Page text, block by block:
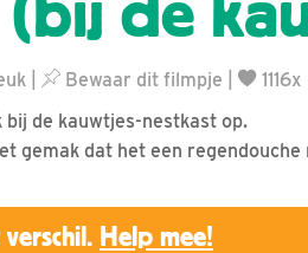
Bewaar dit filmpje
1116x
de kauwtjes-nestkast op.
gemak dat het een regendouche
Help mee!